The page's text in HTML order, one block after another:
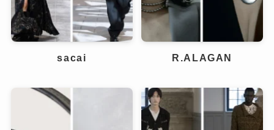
sacai R.ALAGAN